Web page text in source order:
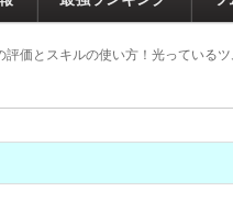
評価とスキルの使い方！光っている